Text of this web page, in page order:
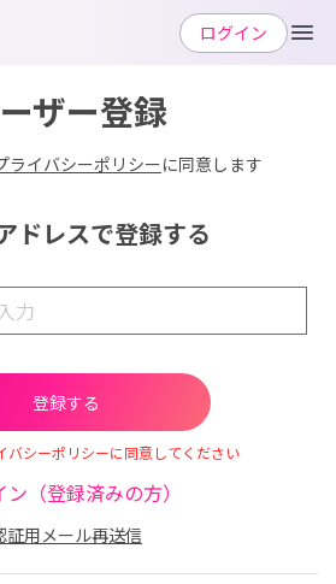
ザー登録
ライバシーポリシーに同意します
ドレスで登録する
バシーポリシーに同意してください
ン（登録済みの方）
証用メール再送信
ログイン